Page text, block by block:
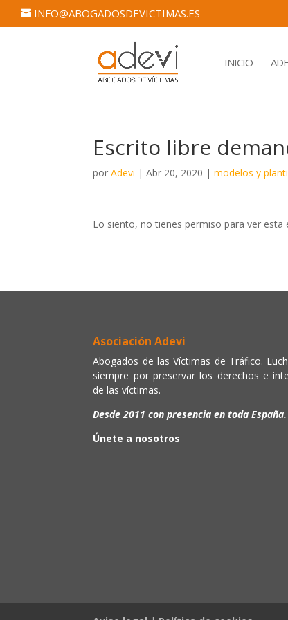
INFO@ABOGADOSDEVICTIMAS.ES
INICIO
Escrito libre
porAdevi |Abr 20, 2020 |modelos y
Lo siento, no tienes permiso para ver esta
Asociación Adevi
Abogados de las Víctimas de Tráfico.
siempre por preservar los derechos e
de las víctimas.
Desde 2011 con presencia en toda España.
Únete a nosotros